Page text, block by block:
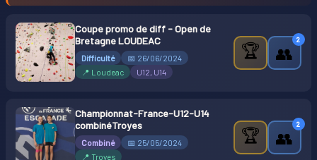
Coupe promo de diff - Open de
Bretagne LOUDEAC
Difficulté
📅 26/06/2024
📍 Loudeac
U12, U14
🏆 👥
2
Championnat-France-U12-U14
combinéTroyes
Combiné
📅 25/05/2024
📍 Troyes
🏆 👥
2